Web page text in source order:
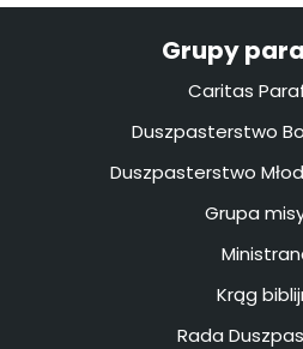
Grupy
Caritas
Duszpasterstwo
Duszpasterstwo
Grupa
Krąg
Rada